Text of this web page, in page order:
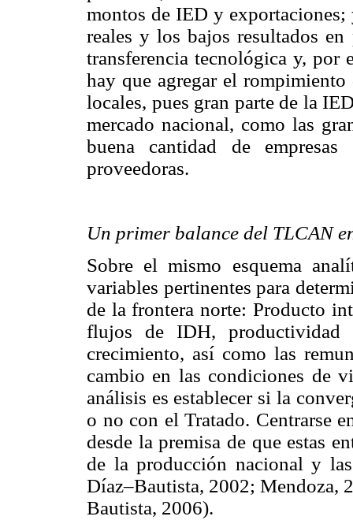
montos de IED y
reales y los bajos resultados
transferencia tecnológica y, por
hay que agregar el rompimiento
locales, pues gran parte de la
mercado nacional, como las
buena cantidad de
proveedoras.
Un primer balance del TLCAN
Sobre el mismo esquema
variables pertinentes para
de la frontera norte: Producto
flujos de IDH, productividad
crecimiento, así como las
cambio en las condiciones de
análisis es establecer si la
o no con el Tratado. Centrarse
desde la premisa de que estas
de la producción nacional y
Díaz–Bautista, 2002; Mendoza,
Bautista, 2006).